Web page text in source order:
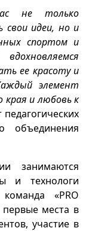
не только
свои идеи, но и
спортом и
ее красоту и
элемент
и любовь к
объединения
занимаются
и технологи
«PRO
первые места в
участие в